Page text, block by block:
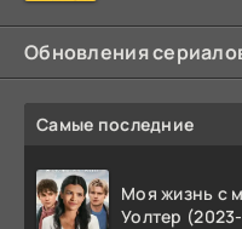
Обновления
Самые последние
Моя жизнь с
Уолтер